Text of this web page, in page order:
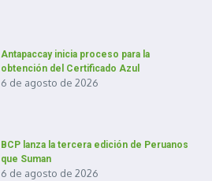
Antapaccay inicia proceso para la
obtención del Certificado Azul
6 de agosto de 2026
BCP lanza la tercera edición de Peruanos
que Suman
6 de agosto de 2026